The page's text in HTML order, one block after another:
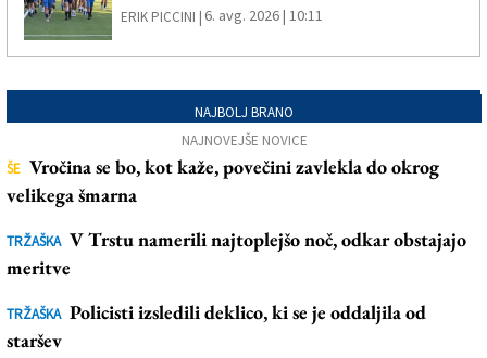
ERIK PICCINI | 6. avg. 2026 | 10:11
NAJBOLJ BRANO
NAJNOVEJŠE NOVICE
ŠE Vročina se bo, kot kaže, povečini zavlekla do okrog
velikega šmarna
TRŽAŠKA V Trstu namerili najtoplejšo noč, odkar obstajajo
meritve
TRŽAŠKA Policisti izsledili deklico, ki se je oddaljila od
staršev